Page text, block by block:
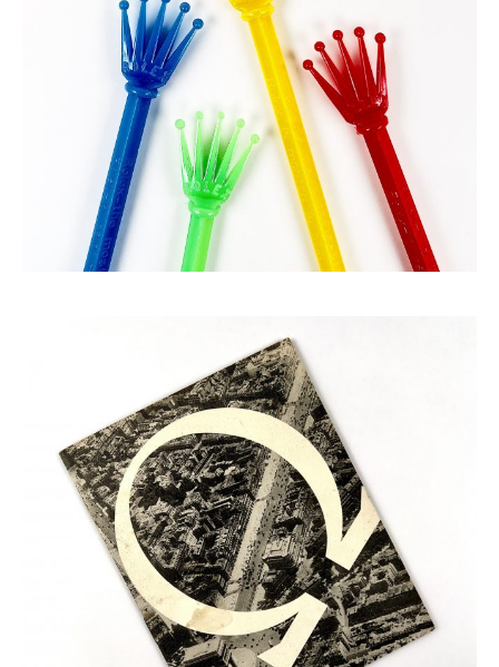
RARE SET COCKTAIL ROLEX CA. 1960
OMEGA CATALOGUE CA. 1930
450,00€